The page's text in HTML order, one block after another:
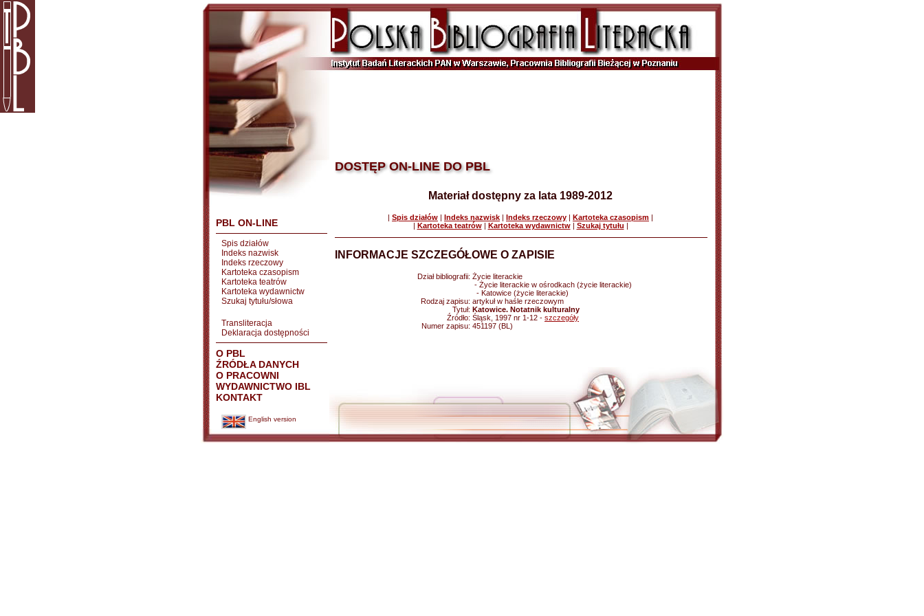
PBL ON-LINE
Spis działów
Indeks nazwisk
Indeks rzeczowy
Kartoteka czasopism
Kartoteka teatrów
Kartoteka wydawnictw
Szukaj tytułu/słowa
Transliteracja
Deklaracja dostępności
O PBL
ŹRÓDŁA DANYCH
O PRACOWNI
WYDAWNICTWO IBL
KONTAKT
English version
DOSTĘP ON-LINE DO PBL
Materiał dostępny za lata 1989-2012
| Spis działów | Indeks nazwisk | Indeks rzeczowy | Kartoteka czasopism |
| Kartoteka teatrów| Kartoteka wydawnictw| Szukaj tytułu |
INFORMACJE SZCZEGÓŁOWE O ZAPISIE
Dział bibliografii: Życie literackie
- Życie literackie w ośrodkach (życie literackie)
- Katowice (życie literackie)
Rodzaj zapisu: artykuł w haśle rzeczowym
Tytuł: Katowice. Notatnik kulturalny
Źródło: Śląsk, 1997 nr 1-12 - szczegóły
Numer zapisu: 451197 (BL)